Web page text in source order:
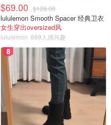
$69.00 $128.00
lululemon Smooth Spacer 经典卫衣
女生穿出oversized风
lululemon 669人感兴趣
8